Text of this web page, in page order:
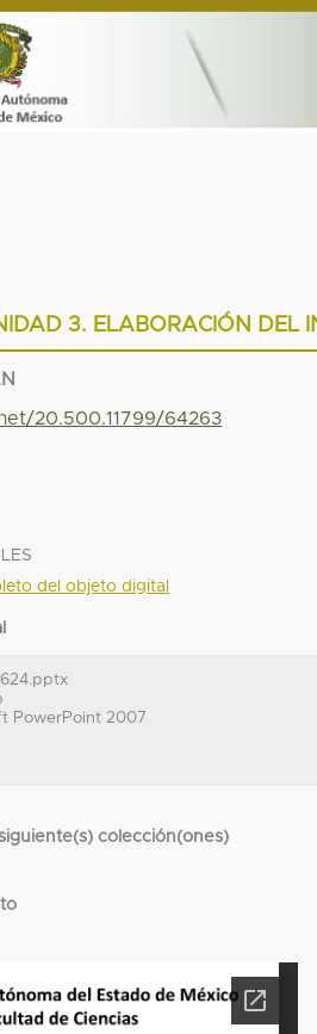
3. ELABORACIÓN DEL
20.500.11799/64263
del objeto digital
PowerPoint 2007
colección(ones)